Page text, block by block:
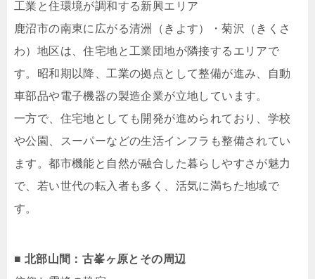
工業と住環境が調和する新興エリア
鹿沼市の南東に広がる清洲（きよす）・菊沢（きくさ
わ）地区は、住宅地と工業団地が隣接するエリアで
す。昭和期以降、工業の拠点として整備が進み、自動
車部品や電子機器の製造企業が立地しています。
一方で、住宅地としても開発が進められており、学校
や公園、スーパーなどの生活インフラも整備されてい
ます。都市機能と自然が融合した暮らしやすさが魅力
で、若い世代の転入者も多く、活気に満ちた地域で
す。
■ 北部山間：古峯ヶ原とその周辺